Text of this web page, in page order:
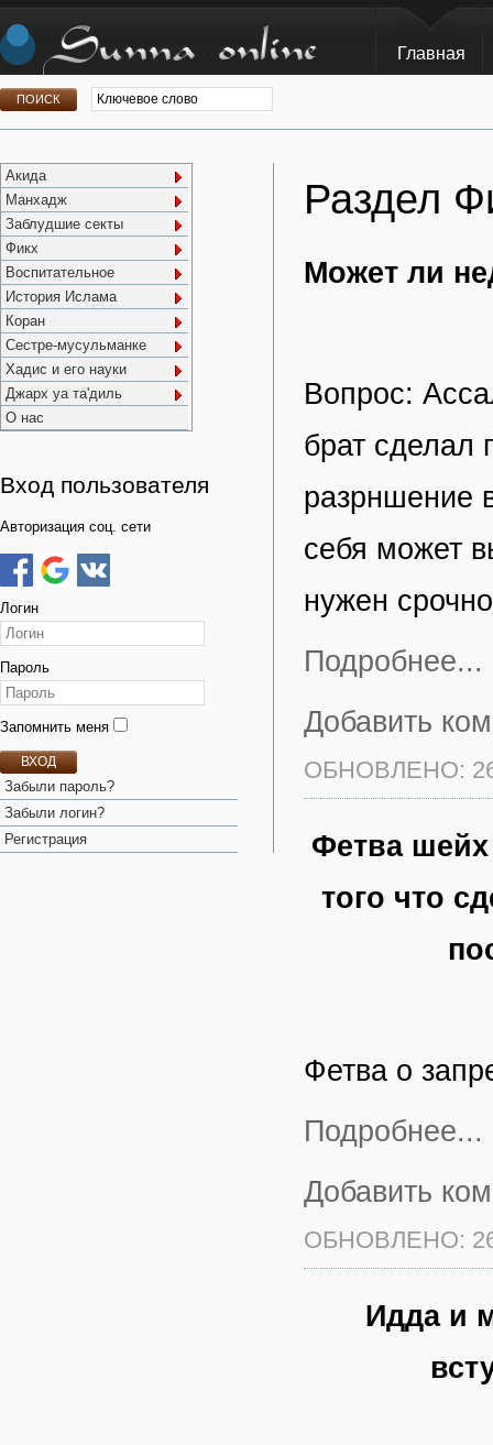
Главная
Акида
Манхадж
Заблудшие секты
Фикх
Воспитательное
История Ислама
Коран
Сестре-мусульманке
Хадис и его науки
Джарх уа та'диль
О нас
Вход пользователя
Авторизация соц. сети
Логин
Пароль
Запомнить меня
ВХОД
Забыли пароль?
Забыли логин?
Регистрация
Раздел
Может ли
Вопрос:
брат сделал
разрншение
себя может
нужен
Подробнее...
Добавить
ОБНОВЛЕНО:
Фетва шейх
того что
Фетва о
Подробнее...
Добавить
ОБНОВЛЕНО:
Идда и